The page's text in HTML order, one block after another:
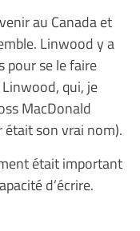
au Canada et
Linwood y a
pour se le faire
qui, je
MacDonald
était son vrai nom).
était important
d’écrire.